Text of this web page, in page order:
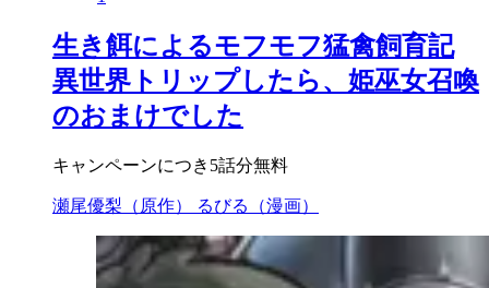
生き餌によるモフモフ猛禽飼育記
異世界トリップしたら、姫巫女召喚
のおまけでした
キャンペーンにつき5話分無料
瀬尾優梨（原作） るびる（漫画）